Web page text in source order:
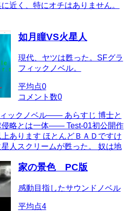
近く、特にオチはありません。
如月瞳VS火星人
現代、ヤツは甦った。SFグラ
フィックノベル。
平均点0
コメント数0
ックノベル―― あらすじ 博士と
侵略とは一体―― Test-01初公開作
あります ほとんどＢＡＤですけ
人スクリームが甦った。 奴は地
家の景色 PC版
感動目指したサウンドノベル
平均点4